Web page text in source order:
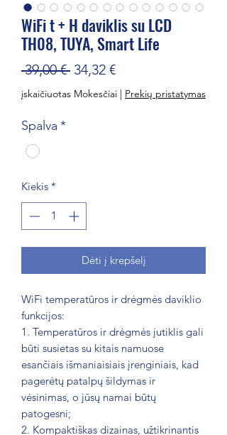
WiFi t + H daviklis su LCD
TH08, TUYA, Smart Life
39,00 € Įprastinė
kaina
34,32 €Pardavimo
kaina
įskaičiuotas Mokesčiai | Prekių pristatymas
Spalva *
Kiekis *
Dėti į krepšelį
WiFi temperatūros ir drėgmės daviklio
funkcijos:
1. Temperatūros ir drėgmės jutiklis gali
būti susietas su kitais namuose
esančiais išmaniaisiais įrenginiais, kad
pagerėtų patalpų šildymas ir
vėsinimas, o jūsų namai būtų
patogesni;
2. Kompaktiškas dizainas, užtikrinantis